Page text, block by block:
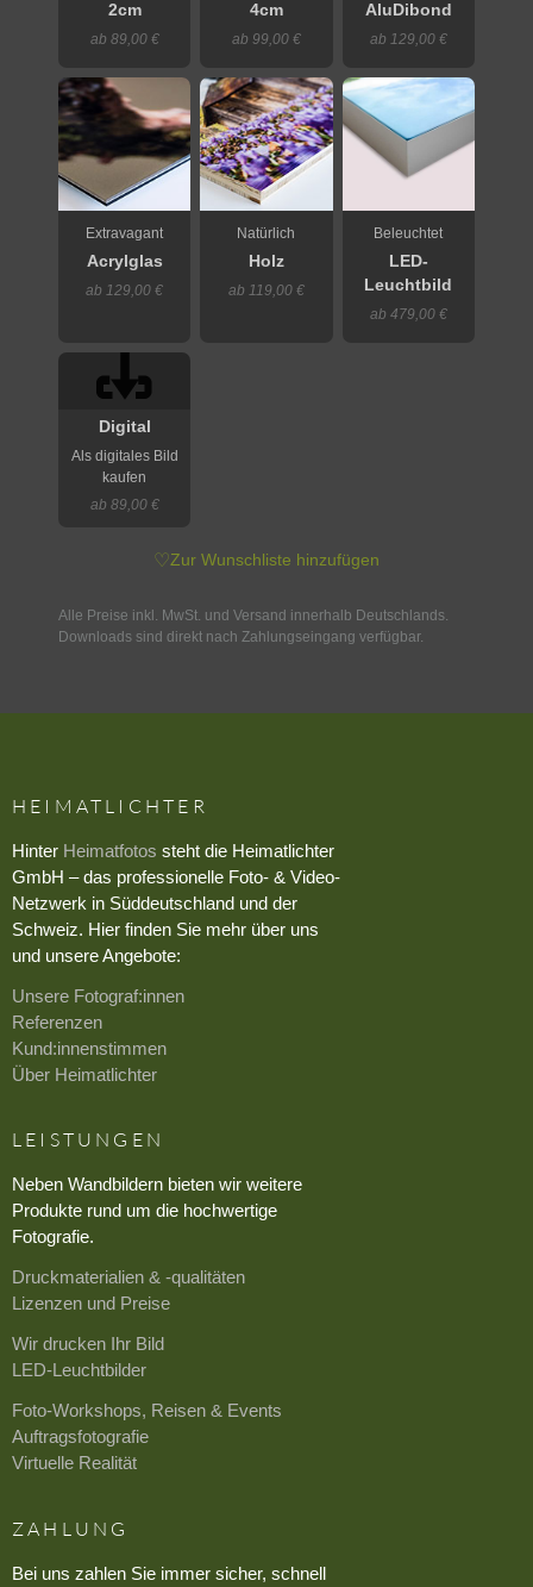
2cm
ab 89,00 €
4cm
ab 99,00 €
AluDibond
ab 129,00 €
Extravagant
Acrylglas
ab 129,00 €
Natürlich
Holz
ab 119,00 €
Beleuchtet
LED-
Leuchtbild
ab 479,00 €
Digital
Als digitales Bild
kaufen
ab 89,00 €
♡Zur Wunschliste hinzufügen
Alle Preise inkl. MwSt. und Versand innerhalb Deutschlands.
Downloads sind direkt nach Zahlungseingang verfügbar.
HEIMATLICHTER
Hinter Heimatfotos steht die Heimatlichter
GmbH – das professionelle Foto- & Video-
Netzwerk in Süddeutschland und der
Schweiz. Hier finden Sie mehr über uns
und unsere Angebote:
Unsere Fotograf:innen
Referenzen
Kund:innenstimmen
Über Heimatlichter
LEISTUNGEN
Neben Wandbildern bieten wir weitere
Produkte rund um die hochwertige
Fotografie.
Druckmaterialien & -qualitäten
Lizenzen und Preise
Wir drucken Ihr Bild
LED-Leuchtbilder
Foto-Workshops, Reisen & Events
Auftragsfotografie
Virtuelle Realität
ZAHLUNG
Bei uns zahlen Sie immer sicher, schnell